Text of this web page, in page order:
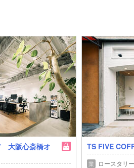
大阪心斎橋オ
TS FIVE
業 ロースタリ